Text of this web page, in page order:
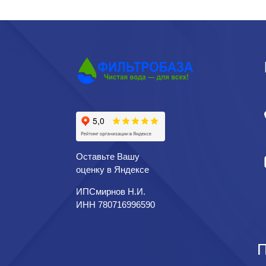
Оставьте Вашу
оценку в Яндексе
ИПСмирнов Н.И.
ИНН 780716996590